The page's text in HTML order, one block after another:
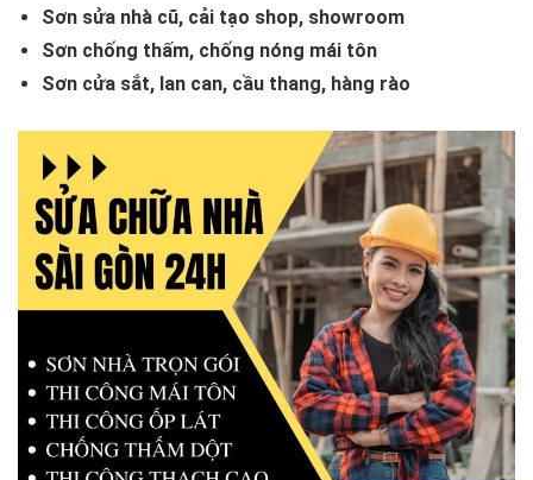
Sơn sửa nhà cũ, cải tạo shop, showroom
Sơn chống thấm, chống nóng mái tôn
Sơn cửa sắt, lan can, cầu thang, hàng rào